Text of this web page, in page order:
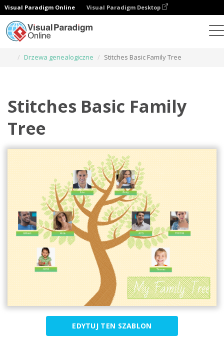
Visual Paradigm Online Visual Paradigm Desktop
Drzewa genealogiczne
Stitches Basic Family Tree
Stitches Basic Family
Tree
EDYTUJ TEN SZABLON